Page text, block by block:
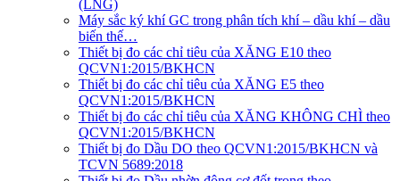
(LNG)
Máy sắc ký khí GC trong phân tích khí – dầu khí – dầu
biến thế…
Thiết bị đo các chỉ tiêu của XĂNG E10 theo
QCVN1:2015/BKHCN
Thiết bị đo các chỉ tiêu của XĂNG E5 theo
QCVN1:2015/BKHCN
Thiết bị đo các chỉ tiêu của XĂNG KHÔNG CHÌ theo
QCVN1:2015/BKHCN
Thiết bị đo Dầu DO theo QCVN1:2015/BKHCN và
TCVN 5689:2018